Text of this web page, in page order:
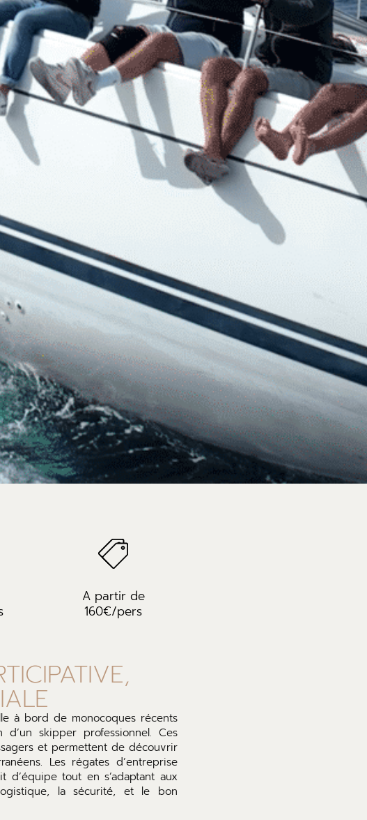
A partir de
160€/pers
à bord de monocoques récents
skipper professionnel. Ces
et permettent de découvrir
Les régates d’entreprise
d’équipe tout en s’adaptant aux
la sécurité, et le bon